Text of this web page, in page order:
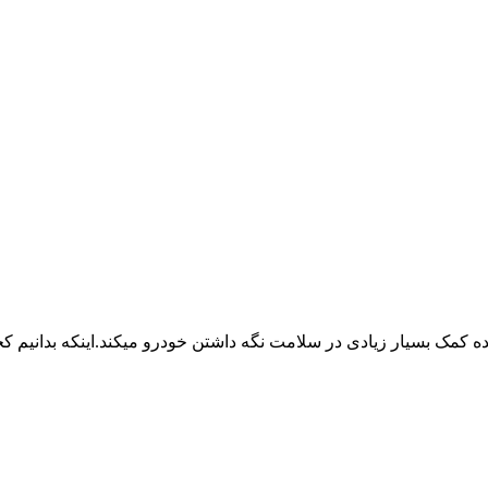
کمک بسیار زیادی در سلامت نگه داشتن خودرو میکند.اینکه بدانیم